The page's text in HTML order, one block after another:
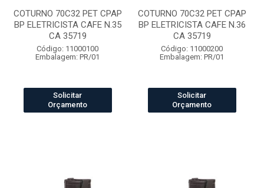
COTURNO 70C32 PET CPAP
BP ELETRICISTA CAFE N.35
CA 35719
Código: 11000100
Embalagem: PR/01
Solicitar
Orçamento
COTURNO 70C32 PET CPAP
BP ELETRICISTA CAFE N.36
CA 35719
Código: 11000200
Embalagem: PR/01
Solicitar
Orçamento